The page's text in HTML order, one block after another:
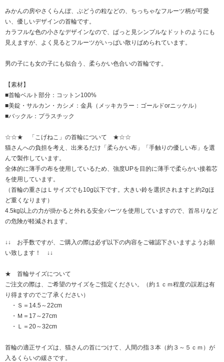
みかんの房やさくらんぼ、ぶどうの粒などの、ちっちゃなフルーツ柄が可愛
い、優しいデザインの首輪です。
カラフルな色の小さなデザインなので、ぱっと見シンプルなドットのようにも
見えますが、よく見るとフルーツがいっぱい散りばめられています。
男の子にも女の子にも似合う、柔らかい色合いの首輪です。
【素材】
■首輪ベルト部分：コットン100%
■美錠・サルカン・カシメ：金具（メッキカラー：ゴールドorニッケル）
■バックル：プラスチック
☆☆★ 「こげねこ」の首輪について ★☆☆
猫さんへの負担を考え、出来るだけ「柔らかい布」「手触りの優しい布」を選
んで製作しています。
全体的に薄手の布を使用しているため、強度UPを目的に薄手で柔らかい接着芯
を使用しています。
（首輪の重さはＬサイズでも10g以下です。大きい鈴を選択されますと約2gほ
ど重くなります）
4.5kg以上の力が掛かると外れる安全パーツを使用していますので、首吊りなど
の危険が軽減されます。
↓↓ お手数ですが、ご購入の際は必ず以下の内容をご確認下さいますようお願
い致します！ ↓↓
★ 首輪サイズについて
ご注文の際は、ご希望のサイズをご指定ください。（約１ｃｍ程度の誤差は有
り得ますのでご了承ください）
・Ｓ＝14.5～22cm
・Ｍ＝17～27cm
・Ｌ＝20～32cm
首輪の適正サイズは、猫さんの首につけて、人間の指３本（約３～５ｃｍ）が
入るくらいの緩さです。